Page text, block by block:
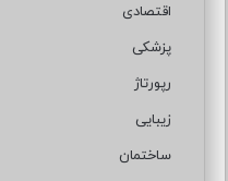
اقتصادی
پزشکی
رپورتاژ
زیبایی
ساختمان